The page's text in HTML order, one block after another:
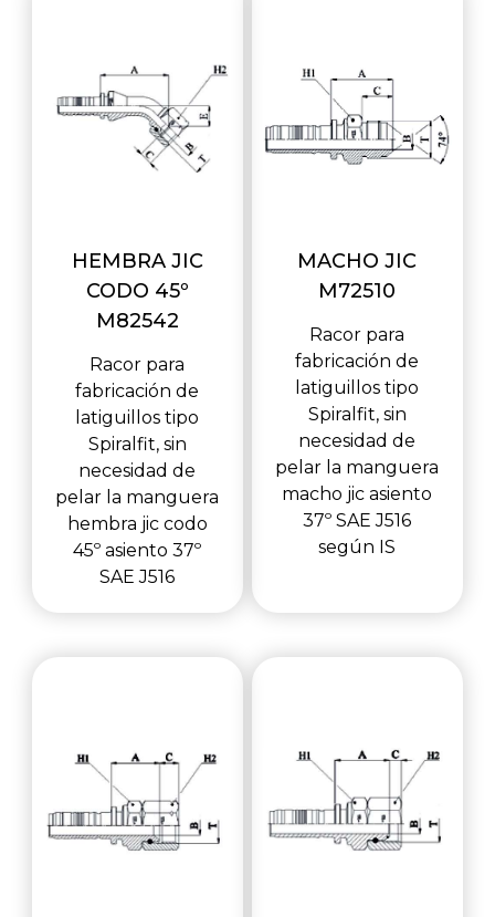
HEMBRA JIC
CODO 45º
M82542
Racor para
fabricación de
latiguillos tipo
Spiralfit, sin
necesidad de
pelar la manguera
hembra jic codo
45º asiento 37º
SAE J516
MACHO JIC
M72510
Racor para
fabricación de
latiguillos tipo
Spiralfit, sin
necesidad de
pelar la manguera
macho jic asiento
37º SAE J516
según IS